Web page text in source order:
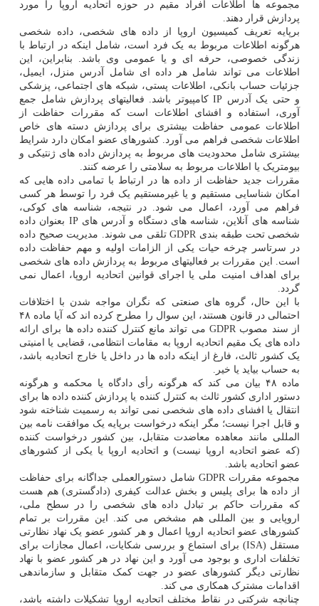
مجموعه ها اطلاعات افراد مقیم در حوزه اتحادیه اروپا را مورد
پردازش قرار دهند.
برپایه تعریف کمیسیون اروپا از داده های شخصی، داده شخصی
هرگونه اطلاعات مربوط به یک فرد است، شامل اینکه در ارتباط با
زندگی خصوصی، حرفه ای و یا عمومی وی باشد. بنابراین، این
اطلاعات می تواند شامل هر داده ای شامل آدرس منزل، ایمیل،
جزئیات حساب بانکی، اطلاعات پستی، شبکه های اجتماعی، پزشکی
و حتی یک آدرس IP کامپیوتر باشد. فعالیتهای پردازش شامل جمع
آوری، استفاده و افشای اطلاعات است که مقررات حفاظت از
اطلاعات عمومی حفاظت بیشتری برای پردازش دسته های خاص
اطلاعات شخصی فراهم می آورد. کشورهای عضو امکان دارد شرایط
بیشتری شامل محدودیت های مربوط به پردازش داده های ژنتیکی و
بیومتریک یا اطلاعات مربوط به سلامتی را عرضه کنند.
مقررات جدید حفاظت از داده ها در ارتباط با تمامی داده هایی که
امکان شناسایی مستقیم و یا غیرمستقیم یک فرد را توسط هر کسی
فراهم می آورد، اعمال می شود. در نتیجه، شناسه های کوکی،
شناسه های آنلاین، شناسه های دستگاه و آدرس های IP بعنوان داده
شخصی تحت طبقه بندی GDPR تلقی می شوند. مدیریت صحیح داده
در سرتاسر چرخه حیات یکی از الزامات اولیه و مهم حفاظت داده
است. این مقررات بر فعالیتهای مربوط به پردازش داده های شخصی
برای اهداف امنیت ملی یا اجرای قوانین اتحادیه اروپا، اعمال نمی
گردد.
با این حال، گروه های صنعتی که نگران مواجه شدن با اختلافات
احتمالی در قانون هستند، این سوال را مطرح کرده اند که آیا ماده ۴۸
از سند مصوب GDPR می تواند مانع کنترل کننده داده ها برای ارائه
داده های یک مقیم اتحادیه اروپا به مقامات انتظامی، قضایی یا امنیتی
یک کشور ثالث، فارغ از اینکه داده ها در داخل یا خارج اتحادیه باشد،
به حساب بیاید یا خیر.
ماده ۴۸ بیان می کند که هرگونه رأی دادگاه یا محکمه و هرگونه
دستور اداری کشور ثالث به کنترل کننده یا پردازش کننده داده ها برای
انتقال یا افشای داده های شخصی نمی تواند به رسمیت شناخته شود
و قابل اجرا نیست؛ مگر اینکه درخواست برپایه یک موافقت نامه بین
المللی مانند معاهده معاضدت متقابل، بین کشور درخواست کننده
(که عضو اتحادیه اروپا نیست) و اتحادیه اروپا یا یکی از کشورهای
عضو اتحادیه باشد.
مجموعه مقررات GDPR شامل دستورالعملی جداگانه برای حفاظت
از داده ها برای پلیس و بخش عدالت کیفری (دادگستری) هم هست
که مقررات حاکم بر تبادل داده های شخصی را در سطح ملی،
اروپایی و بین المللی هم مشخص می کند. این مقررات بر تمام
کشورهای عضو اتحادیه اروپا اعمال و هر کشور عضو یک نهاد نظارتی
مستقل (ISA) برای استماع و بررسی شکایات، اعمال مجازات برای
تخلفات اداری و بوجود می آورد و این نهاد در هر کشور عضو با نهاد
نظارتی دیگر کشورهای عضو در جهت کمک متقابل و سازماندهی
اقدامات مشترک همکاری می کند.
چنانچه شرکتی در نقاط مختلف اتحادیه اروپا تشکیلات داشته باشد،